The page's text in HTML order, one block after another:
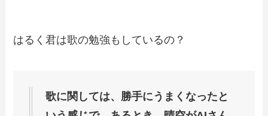
はるく君は歌の勉強もしているの？
歌に関しては、勝手にうまくなったと